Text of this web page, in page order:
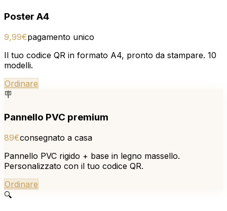
Poster A4
9,99€pagamento unico
Il tuo codice QR in formato A4, pronto da stampare. 10
modelli.
Ordinare
🪧
Pannello PVC premium
89€consegnato a casa
Pannello PVC rigido + base in legno massello.
Personalizzato con il tuo codice QR.
Ordinare
🔍